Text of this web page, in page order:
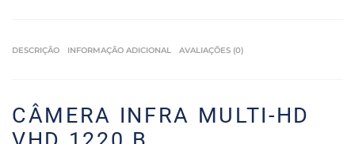
DESCRIÇÃO INFORMAÇÃO ADICIONAL AVALIAÇÕES (0)
CÂMERA INFRA MULTI-HD